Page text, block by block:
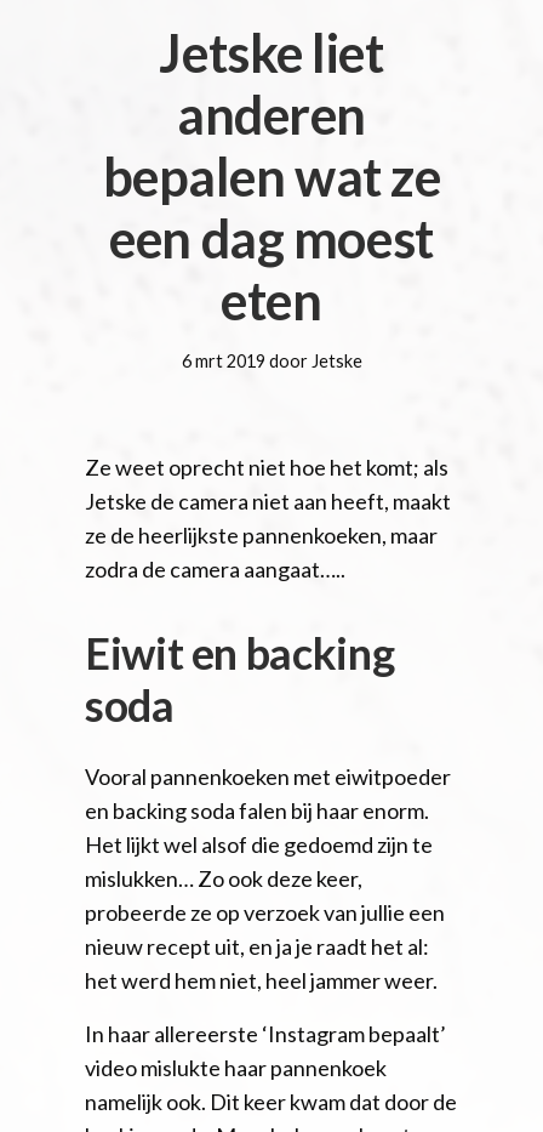
Jetske liet
anderen
bepalen wat ze
een dag moest
eten
6 mrt 2019 door Jetske
Ze weet oprecht niet hoe het komt; als
Jetske de camera niet aan heeft, maakt
ze de heerlijkste pannenkoeken, maar
zodra de camera aangaat…..
Eiwit en backing
soda
Vooral pannenkoeken met eiwitpoeder
en backing soda falen bij haar enorm.
Het lijkt wel alsof die gedoemd zijn te
mislukken… Zo ook deze keer,
probeerde ze op verzoek van jullie een
nieuw recept uit, en ja je raadt het al:
het werd hem niet, heel jammer weer.
In haar allereerste ‘Instagram bepaalt’
video mislukte haar pannenkoek
namelijk ook. Dit keer kwam dat door de